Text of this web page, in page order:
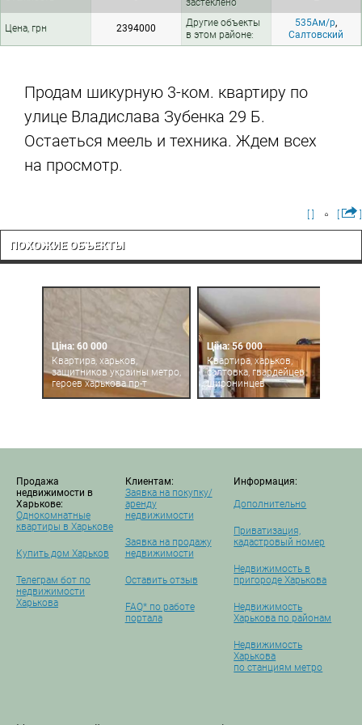
застеклено
Цена, грн 2394000
Другие объекты
в этом районе:
535Ам/р,
Салтовский
Продам шикурную 3-ком. квартиру по
улице Владислава Зубенка 29 Б.
Остаеться меель и техника. Ждем всех
на просмотр.
ПОХОЖИЕ ОБЪЕКТЫ
Ціна: 60 000
Квартира, харьков,
защитников украины метро,
героев харькова пр-т
Ціна: 56 000
Квартира, харьков,
салтовка, гвардейцев
широнинцев
Продажа
недвижимости в
Харькове:
Однокомнатные
квартиры в Харькове
Купить дом Харьков
Телеграм бот по
недвижимости
Харькова
Клиентам:
Заявка на покупку/
аренду
недвижимости
Заявка на продажу
недвижимости
Оставить отзыв
FAQ* по работе
портала
Информация:
Дополнительно
Приватизация,
кадастровый номер
Недвижимость в
пригороде Харькова
Недвижимость
Харькова по районам
Недвижимость
Харькова
по станциям метро